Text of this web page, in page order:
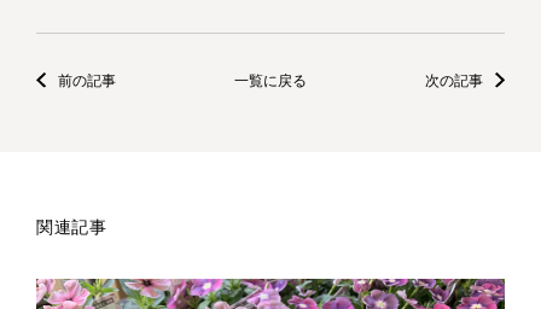
前の記事 一覧に戻る 次の記事
関連記事